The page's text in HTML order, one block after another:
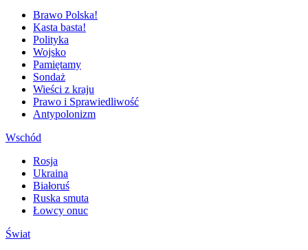
Brawo Polska!
Kasta basta!
Polityka
Wojsko
Pamiętamy
Sondaż
Wieści z kraju
Prawo i Sprawiedliwość
Antypolonizm
Wschód
Rosja
Ukraina
Białoruś
Ruska smuta
Łowcy onuc
Świat